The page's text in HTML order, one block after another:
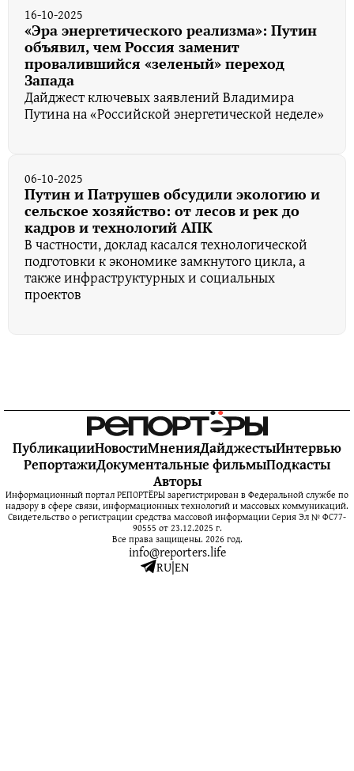
16-10-2025
«Эра энергетического реализма»: Путин
объявил, чем Россия заменит
провалившийся «зеленый» переход
Запада
Дайджест ключевых заявлений Владимира
Путина на «Российской энергетической неделе»
06-10-2025
Путин и Патрушев обсудили экологию и
сельское хозяйство: от лесов и рек до
кадров и технологий АПК
В частности, доклад касался технологической
подготовки к экономике замкнутого цикла, а
также инфраструктурных и социальных
проектов
ПубликацииНовостиМненияДайджестыИнтервью
РепортажиДокументальные фильмыПодкасты
Авторы
Информационный портал РЕПОРТЁРЫ зарегистрирован в Федеральной службе по
надзору в сфере связи, информационных технологий и массовых коммуникаций.
Свидетельство о регистрации средства массовой информации Серия Эл № ФС77-
90555 от 23.12.2025 г.
Все права защищены. 2026 год.
info@reporters.life
RU|EN